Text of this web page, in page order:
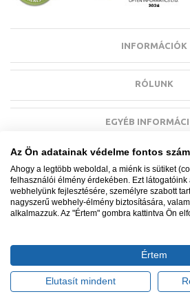
INFORMÁCIÓK
RÓLUNK
EGYÉB
87052/2015.
Ügyfélszolgálat: +36 1
Tervezte és készítette:
Vision-
forgalmazója.
Az Ön adatainak védelme fontos
Ahogy a legtöbb weboldal, a miénk is sütiket
felhasználói élmény érdekében. Ezt
webhelyünk fejlesztésére, személyre szabott
nagyszerű webhely-élmény biztosítására,
alkalmazzuk. Az "Értem" gombra kattintva Ön
Értem
Elutasít mindent